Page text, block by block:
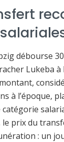
débourse
Lukeba à
à l’époque,
prix du
: un